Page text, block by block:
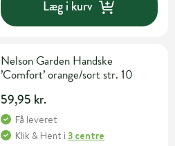
Læg i kurv
Nelson Garden Handske
’Comfort’ orange/sort str. 10
59,95 kr.
Få leveret
Klik & Hent i3 centre